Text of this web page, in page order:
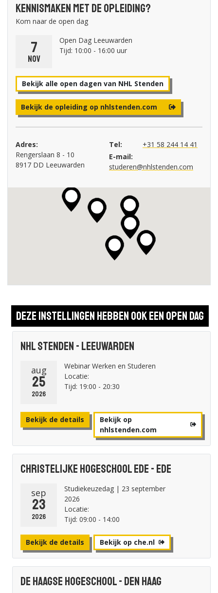
Kennismaken met de opleiding?
Kom naar de open dag
7
nov
Open Dag Leeuwarden
Tijd: 10:00 - 16:00 uur
Bekijk alle open dagen van NHL Stenden
Bekijk de opleiding op nhlstenden.com
Adres:
Rengerslaan 8 - 10
8917 DD Leeuwarden
Tel:
+31 58 244 14 41
E-mail:
studeren@nhlstenden.com
Deze instellingen hebben ook een open dag
NHL Stenden - Leeuwarden
aug
25
2026
Webinar Werken en Studeren
Locatie:
Tijd: 19:00 - 20:30
Bekijk de details
Bekijk op
nhlstenden.com
Christelijke Hogeschool Ede - Ede
sep
23
2026
Studiekeuzedag | 23 september
2026
Locatie:
Tijd: 09:00 - 14:00
Bekijk de details Bekijk op che.nl
De Haagse Hogeschool - Den Haag